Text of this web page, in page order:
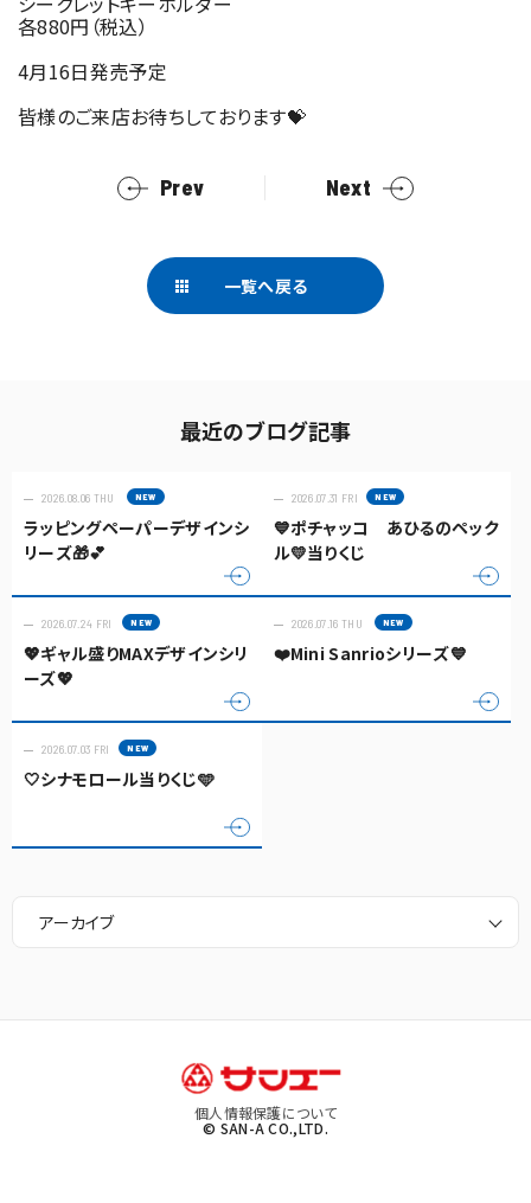
各880円（税込）
4月16日発売予定
皆様のご来店お待ちしております💝
Prev Next
一覧へ戻る
最近のブログ記事
2026.08.06 THU
ラッピングペーパーデザインシ
リーズ🎁💕
2026.07.31 FRI
💙ポチャッコ あひるのペック
ル💛当りくじ
2026.07.24 FRI
💖ギャル盛りMAXデザインシリ
ーズ💖
2026.07.16 THU
❤️Mini Sanrioシリーズ💙
2026.07.03 FRI
🤍シナモロール当りくじ🩵
アーカイブ
個人情報保護について
© SAN-A CO.,LTD.